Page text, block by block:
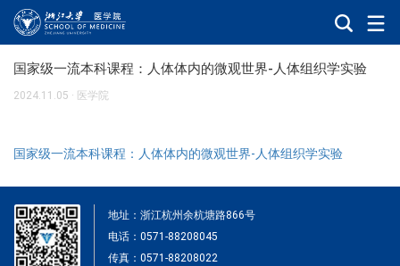
国家级一流本科课程：人体体内的微观世界-人体组织学实验
2024.11.05 · 医学院
国家级一流本科课程：人体体内的微观世界-人体组织学实验
地址：浙江杭州余杭塘路866号
电话：0571-88208045
传真：0571-88208022